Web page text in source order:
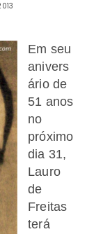
Em seu
anivers
ário de
51 anos
no
próximo
dia 31,
Lauro
de
Freitas
terá